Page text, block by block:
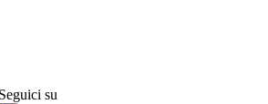
Seguici su